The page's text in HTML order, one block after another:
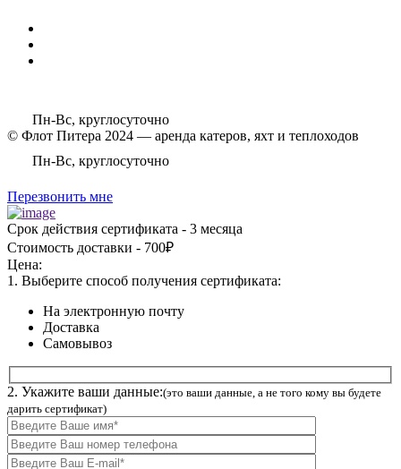
Пн-Вс, круглосуточно
© Флот Питера 2024 — аренда катеров, яхт и теплоходов
Пн-Вс, круглосуточно
Перезвонить мне
Срок действия сертификата - 3 месяца
Стоимость доставки - 700₽
Цена:
1. Выберите способ получения сертификата:
На электронную почту
Доставка
Самовывоз
2. Укажите ваши данные:(это ваши данные, а не того кому вы будете
дарить сертификат)